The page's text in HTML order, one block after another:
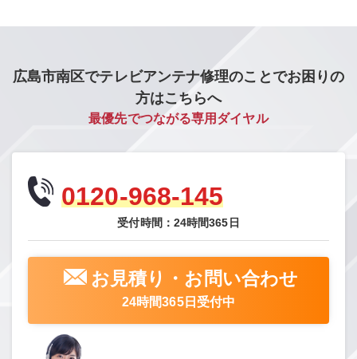
広島市南区でテレビアンテナ修理のことでお困りの
方はこちらへ
最優先でつながる専用ダイヤル
0120-968-145
受付時間：24時間365日
お見積り・お問い合わせ
24時間365日受付中